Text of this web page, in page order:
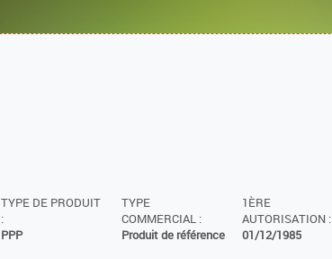
TYPE DE PRODUIT
:
PPP
TYPE
COMMERCIAL :
Produit de référence
1ÈRE
AUTORISATION :
01/12/1985